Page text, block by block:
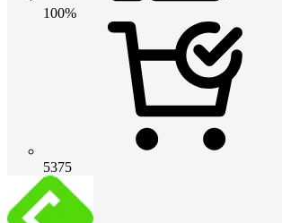
100%
5375